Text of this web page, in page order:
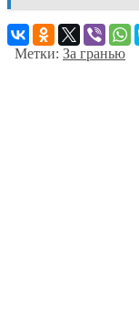
Метки: За гранью